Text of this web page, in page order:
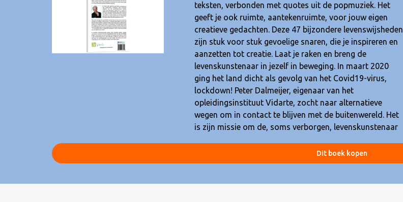
teksten, verbonden met quotes uit de popmuziek. Het
geeft je ook ruimte, aantekenruimte, voor jouw eigen
creatieve gedachten. Deze 47 bijzondere levenswijsheden
zijn stuk voor stuk gevoelige snaren, die je inspireren en
aanzetten tot creatie. Laat je raken en breng de
levenskunstenaar in jezelf in beweging. In maart 2020
ging het land dicht als gevolg van het Covid19-virus,
lockdown! Peter Dalmeijer, eigenaar van het
opleidingsinstituut Vidarte, zocht naar alternatieve
wegen om in contact te blijven met de buitenwereld. Het
is zijn missie om de, soms verborgen, levenskunstenaar
gevoelens van angst, wantrouwen en onzekerheid.
Dalmeijer wilde een ander geluid laten horen. Op zoek
naar inspiratie, creativiteit en nieuwe kansen interviewde
hij online vrienden en collega´s. Dat leverde 47 boeiende
gesprekken op met vrije geesten, grote denkers,
spirituele leiders, trainers & coaches, ondernemers,
creators en inspirators uit binnen- en buitenland. Deze
gesprekken heeft hij omgezet in dit unieke boek.
Compacte inzichten worden afgewisseld met dichterlijke
Dit boek kopen